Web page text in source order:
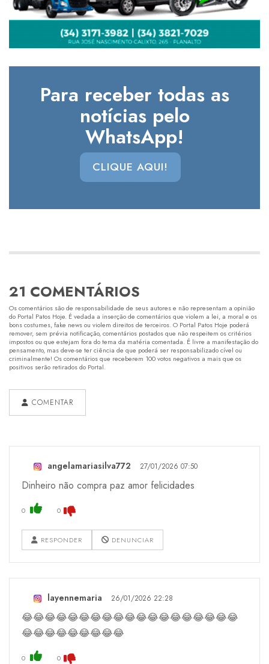
Para receber todas as
notícias pelo
WhatsApp!
CLIQUE AQUI!
21 COMENTÁRIOS
Os comentários são de responsabilidade de seus autores e não representam a opinião
do Portal Patos Hoje. É vedada a inserção de comentários que violem a lei, a moral e os
bons costumes, fake news ou violem direitos de terceiros. O Portal Patos Hoje poderá
remover, sem prévia notificação, comentários postados que não respeitem os critérios
impostos ou que estejam fora do tema da matéria comentada. É livre a manifestação do
pensamento, mas deve-se ter ciência de que poderá ser responsabilizado cível ou
criminalmente! Os comentários que receberem 100 votos negativos a mais que os
positivos serão retirados do Portal.
COMENTAR
angelamariasilva772 27/01/2026 07:50
Dinheiro não compra paz amor felicidades
0 0
RESPONDER DENUNCIAR
layennemaria 26/01/2026 22:28
😂😂😂😂😂😂😂😂😂😂😂😂😂😂😂😂😂😂😂
😂😂😂😂😂😂😂😂😂
0 0